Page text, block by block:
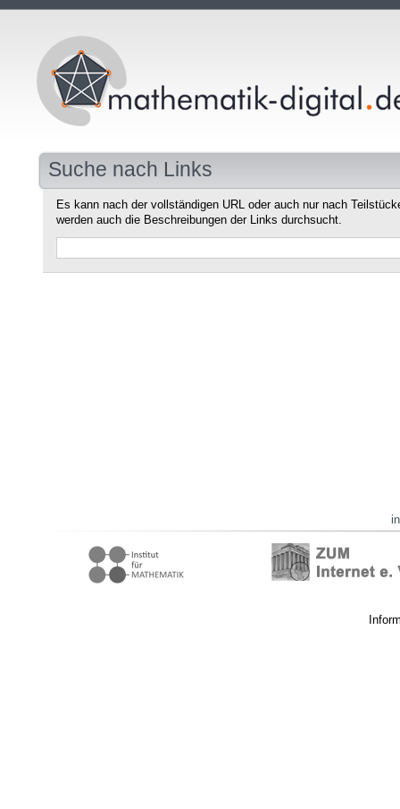
Suche nach Links
Es kann nach der vollständigen URL oder auch nur nach
werden auch die Beschreibungen der Links durchsucht.